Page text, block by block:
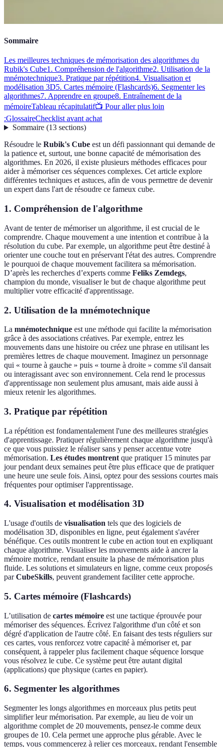
Sommaire
Les meilleures techniques de mémorisation des algorithmes du
Rubik's Cube1. Compréhension de l'algorithme2. Utilisation de la
mnémotechnique3. Pratique par répétition4. Visualisation et
modélisation 3D5. Cartes mémoire (Flashcards)6. Segmenter les
algorithmes7. Apprendre en groupe8. Entraînement de la
mémoireTableau récapitulatif📺 Pour aller plus loin
:GlossaireChecklist avant achat
Sommaire(13 sections)
Résoudre le Rubik's Cube est un défi passionnant qui demande de
la patience et, surtout, une bonne capacité de mémorisation des
algorithmes. En 2026, il existe plusieurs méthodes efficaces pour
aider à mémoriser ces séquences complexes. Cet article explore
différentes techniques et astuces, afin de vous permettre de devenir
un expert dans l'art de résoudre ce fameux cube.
1. Compréhension de l'algorithme
Avant de tenter de mémoriser un algorithme, il est crucial de le
comprendre. Chaque mouvement a une intention et contribue à la
résolution du cube. Par exemple, un algorithme peut être destiné à
orienter une couche tout en préservant l'état des autres. Comprendre
le pourquoi de chaque mouvement facilitera sa mémorisation.
D’après les recherches d’experts comme Feliks Zemdegs,
champion du monde, visualiser le but de chaque algorithme peut
multiplier votre efficacité d'apprentissage.
2. Utilisation de la mnémotechnique
La mnémotechnique est une méthode qui facilite la mémorisation
grâce à des associations créatives. Par exemple, entrez les
mouvements dans une histoire ou créez une phrase en utilisant les
premières lettres de chaque mouvement. Imaginez un personnage
qui « tourne à gauche » puis « tourne à droite » comme s'il dansait
ou interagissant avec son environnement. Cela rend le processus
d'apprentissage non seulement plus amusant, mais aide aussi à
mieux retenir les algorithmes.
3. Pratique par répétition
La répétition est fondamentalement l'une des meilleures stratégies
d'apprentissage. Pratiquer régulièrement chaque algorithme jusqu'à
ce que vous puissiez le réaliser sans y penser accentue votre
mémorisation. Les études montrent que pratiquer 15 minutes par
jour pendant deux semaines peut être plus efficace que de pratiquer
une heure une seule fois. Ainsi, optez pour des sessions courtes mais
fréquentes pour optimiser l'apprentissage.
4. Visualisation et modélisation 3D
L'usage d'outils de visualisation tels que des logiciels de
modélisation 3D, disponibles en ligne, peut également s'avérer
bénéfique. Ces outils montrent le cube en action tout en expliquant
chaque algorithme. Visualiser les mouvements aide à ancrer la
mémoire motrice, rendant ensuite la phase de mémorisation plus
fluide. Les solutions et simulateurs en ligne, comme ceux proposés
parCubeSkills, peuvent grandement faciliter cette approche.
5. Cartes mémoire (Flashcards)
L’utilisation de cartes mémoire est une tactique éprouvée pour
mémoriser des séquences. Écrivez l'algorithme d'un côté et son
dégré d'application de l'autre côté. En faisant des tests réguliers sur
ces cartes, vous renforcez votre capacité à mémoriser et, par
conséquent, à rappeler plus facilement chaque séquence lorsque
vous résolvez le cube. Ce système peut être autant digital
(applications) que physique (cartes en papier).
6. Segmenter les algorithmes
Segmenter les longs algorithmes en morceaux plus petits peut
simplifier leur mémorisation. Par exemple, au lieu de voir un
algorithme complet de 20 mouvements, pensez-le comme deux
groupes de 10. Cela permet une approche plus gérable. Avec le
temps, vous commencerez à relier ces morceaux, rendant l'ensemble